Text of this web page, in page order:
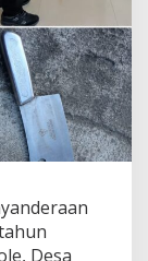
Desa